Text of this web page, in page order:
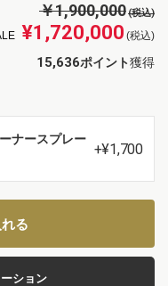
￥1,900,000(税込)
¥1,720,000 (税込)
15,636ポイント獲得
ナースプレー
+¥1,700
る
ション